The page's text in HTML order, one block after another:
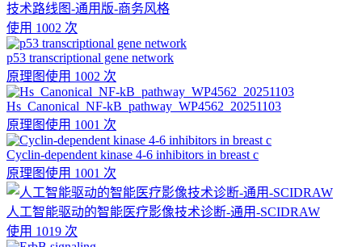
技术路线图-通用版-商务风格
使用 1002 次
p53 transcriptional gene network
原理图使用 1002 次
Hs_Canonical_NF-kB_pathway_WP4562_20251103
原理图使用 1001 次
Cyclin-dependent kinase 4-6 inhibitors in breast c
原理图使用 1001 次
人工智能驱动的智能医疗影像技术诊断-通用-SCIDRAW
使用 1019 次